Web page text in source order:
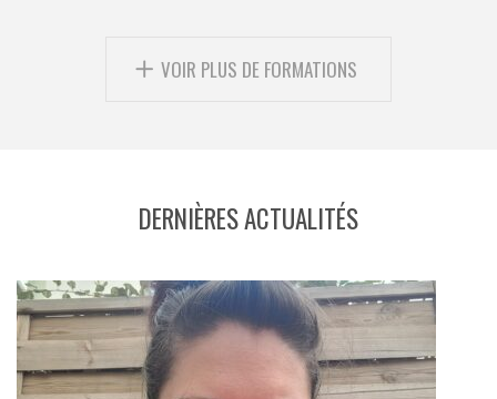
VOIR PLUS DE FORMATIONS
DERNIÈRES ACTUALITÉS